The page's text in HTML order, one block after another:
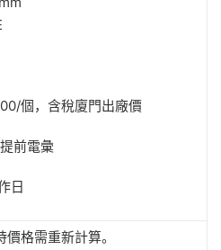
個，含稅廈門出廠價
前電彙
日
格需重新計算。